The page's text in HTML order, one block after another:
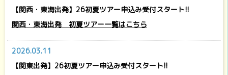
【関西・東海出発】26初夏ツアー申込み受付スタート!!
関西・東海出発 初夏ツアー一覧はこちら
2026.03.11
【関東出発】26初夏ツアー申込み受付スタート!!